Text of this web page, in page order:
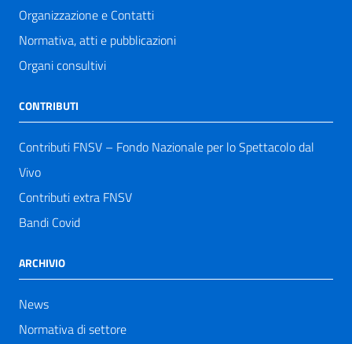
Organizzazione e Contatti
Normativa, atti e pubblicazioni
Organi consultivi
CONTRIBUTI
Contributi FNSV – Fondo Nazionale per lo Spettacolo dal
Vivo
Contributi extra FNSV
Bandi Covid
ARCHIVIO
News
Normativa di settore